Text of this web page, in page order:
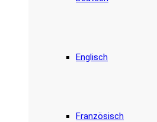
Englisch
Französisch